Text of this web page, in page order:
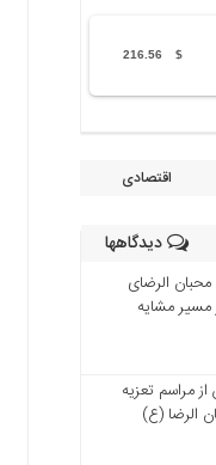
$
216.56
اقتصادی
دیدگاهها
الرضای
از مراسم تعزیه
الرضا (ع)